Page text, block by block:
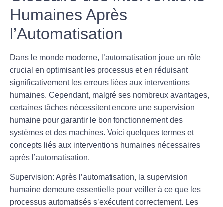
Humaines Après
l’Automatisation
Dans le monde moderne, l’automatisation joue un rôle
crucial en optimisant les processus et en réduisant
significativement les erreurs liées aux interventions
humaines. Cependant, malgré ses nombreux avantages,
certaines tâches nécessitent encore une supervision
humaine pour garantir le bon fonctionnement des
systèmes et des machines. Voici quelques termes et
concepts liés aux interventions humaines nécessaires
après l’automatisation.
Supervision: Après l’automatisation, la supervision
humaine demeure essentielle pour veiller à ce que les
processus automatisés s’exécutent correctement. Les